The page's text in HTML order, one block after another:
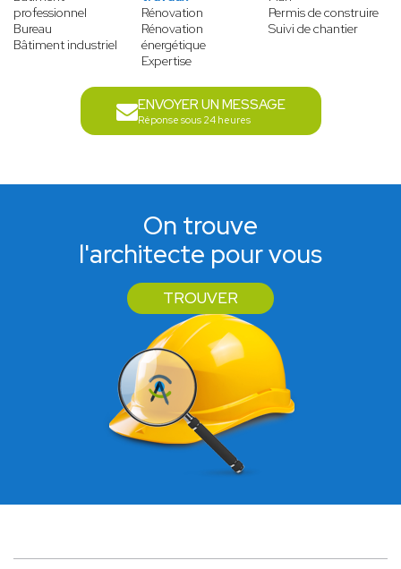
professionnel
Bureau
Bâtiment industriel
Rénovation
Rénovation
énergétique
Expertise
Permis de construire
Suivi de chantier
ENVOYER UN MESSAGE
Réponse sous 24 heures
On trouve
l'architecte pour vous
TROUVER